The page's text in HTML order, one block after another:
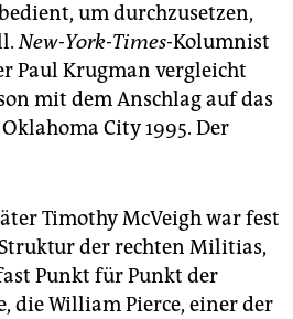
um durchzusetzen,
New-York-Times-Kolumnist
Paul Krugman vergleicht
mit dem Anschlag auf das
City 1995. Der
Timothy McVeigh war fest
der rechten Militias,
Punkt für Punkt der
die William Pierce, einer der